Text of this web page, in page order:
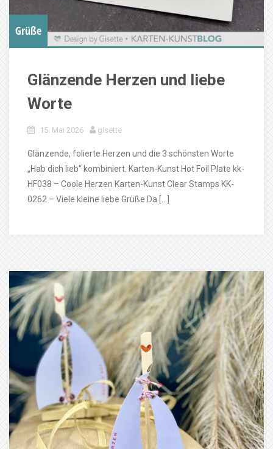
Grüße
Glänzende Herzen und liebe
Worte
15. Mai 2026 gisette
Glänzende, folierte Herzen und die 3 schönsten Worte
„Hab dich lieb“ kombiniert. Karten-Kunst Hot Foil Plate kk-
HF038 – Coole Herzen Karten-Kunst Clear Stamps KK-
0262 – Viele kleine liebe Grüße Da […]